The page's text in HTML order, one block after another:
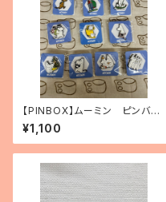
【PINBOX】ムーミン ピンバッ
ジコレクション（10種）
¥1,100